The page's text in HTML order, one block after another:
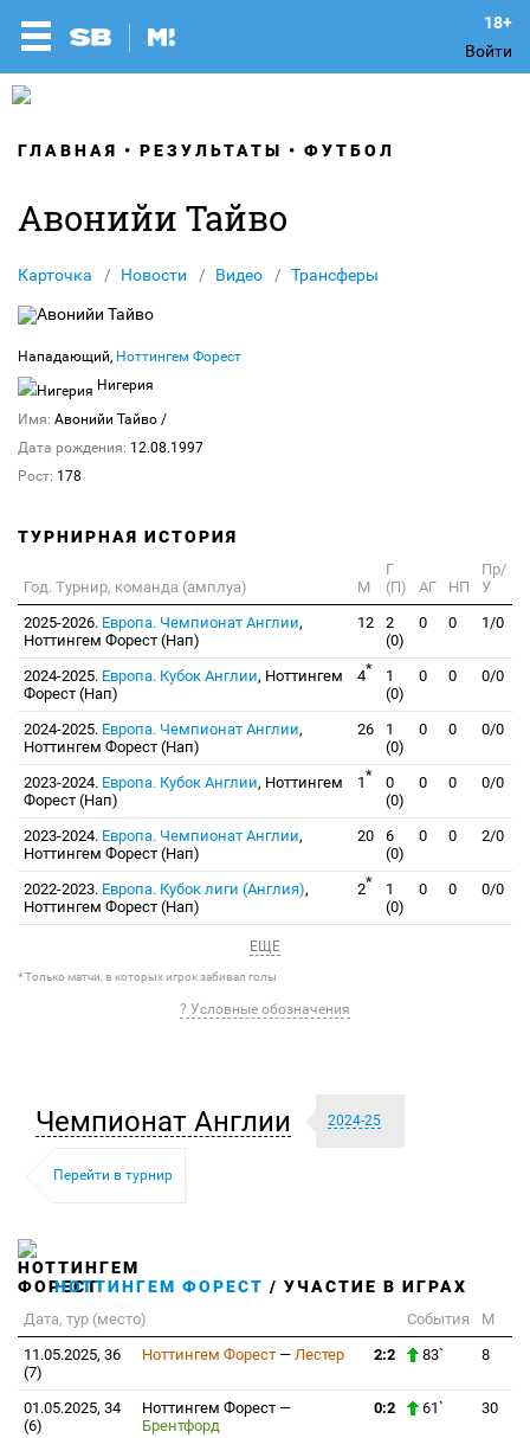
Войти
ГЛАВНАЯ РЕЗУЛЬТАТЫ ФУТБОЛ
Авонийи Тайво
Карточка Новости Видео Трансферы
Нападающий, Ноттингем Форест
Нигерия
Имя: Авонийи Тайво /
Дата рождения: 12.08.1997
Рост: 178
ТУРНИРНАЯ ИСТОРИЯ
Год. Турнир, команда (амплуа) М
Г
(П)
АГ НП
Пр/
У
2025-2026. Европа. Чемпионат Англии,
Ноттингем Форест (Нап)
12
2
(0)
0 0 1/0
2024-2025. Европа. Кубок Англии, Ноттингем
Форест (Нап)
4*
1
(0)
0 0 0/0
2024-2025. Европа. Чемпионат Англии,
Ноттингем Форест (Нап)
26
1
(0)
0 0 0/0
2023-2024. Европа. Кубок Англии, Ноттингем
Форест (Нап)
1*
0
(0)
0 0 0/0
2023-2024. Европа. Чемпионат Англии,
Ноттингем Форест (Нап)
20
6
(0)
0 0 2/0
2022-2023. Европа. Кубок лиги (Англия),
Ноттингем Форест (Нап)
2*
1
(0)
0 0 0/0
ЕЩЕ
* Только матчи, в которых игрок забивал голы
? Условные обозначения
Чемпионат Англии 2024-25
Перейти в турнир
НОТТИНГЕМ ФОРЕСТ / УЧАСТИЕ В ИГРАХ
Дата, тур (место) События
М
11.05.2025, 36
(7)
Ноттингем Форест — Лестер 2:2 83` 8
01.05.2025, 34
(6)
Ноттингем Форест —
Брентфорд
0:2 61` 30